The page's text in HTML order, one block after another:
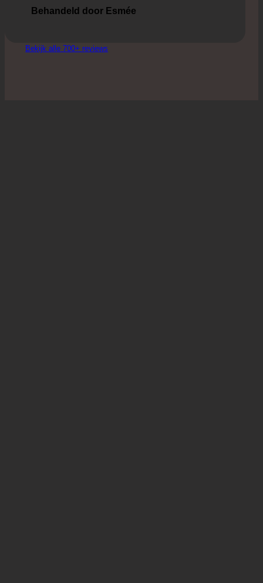
Behandeld door Esmée
Bekijk alle 700+ reviews